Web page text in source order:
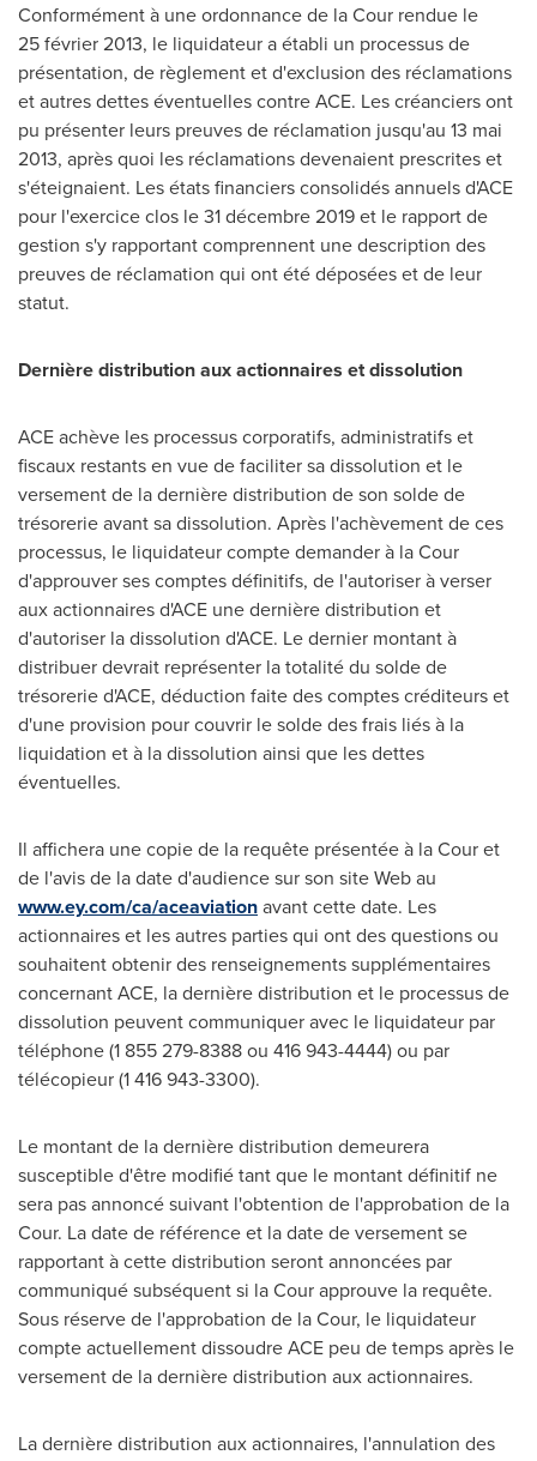
Conformément à une ordonnance de la Cour rendue le
25 février 2013, le liquidateur a établi un processus de
présentation, de règlement et d'exclusion des réclamations
et autres dettes éventuelles contre ACE. Les créanciers ont
pu présenter leurs preuves de réclamation jusqu'au 13 mai
2013, après quoi les réclamations devenaient prescrites et
s'éteignaient. Les états financiers consolidés annuels d'ACE
pour l'exercice clos le 31 décembre 2019 et le rapport de
gestion s'y rapportant comprennent une description des
preuves de réclamation qui ont été déposées et de leur
statut.
Dernière distribution aux actionnaires et dissolution
ACE achève les processus corporatifs, administratifs et
fiscaux restants en vue de faciliter sa dissolution et le
versement de la dernière distribution de son solde de
trésorerie avant sa dissolution. Après l'achèvement de ces
processus, le liquidateur compte demander à la Cour
d'approuver ses comptes définitifs, de l'autoriser à verser
aux actionnaires d'ACE une dernière distribution et
d'autoriser la dissolution d'ACE. Le dernier montant à
distribuer devrait représenter la totalité du solde de
trésorerie d'ACE, déduction faite des comptes créditeurs et
d'une provision pour couvrir le solde des frais liés à la
liquidation et à la dissolution ainsi que les dettes
éventuelles.
Il affichera une copie de la requête présentée à la Cour et
de l'avis de la date d'audience sur son site Web au
www.ey.com/ca/aceaviationavant cette date. Les
actionnaires et les autres parties qui ont des questions ou
souhaitent obtenir des renseignements supplémentaires
concernant ACE, la dernière distribution et le processus de
dissolution peuvent communiquer avec le liquidateur par
téléphone (1 855 279-8388 ou 416 943-4444) ou par
télécopieur (1 416 943-3300).
Le montant de la dernière distribution demeurera
susceptible d'être modifié tant que le montant définitif ne
sera pas annoncé suivant l'obtention de l'approbation de la
Cour. La date de référence et la date de versement se
rapportant à cette distribution seront annoncées par
communiqué subséquent si la Cour approuve la requête.
Sous réserve de l'approbation de la Cour, le liquidateur
compte actuellement dissoudre ACE peu de temps après le
versement de la dernière distribution aux actionnaires.
La dernière distribution aux actionnaires, l'annulation des